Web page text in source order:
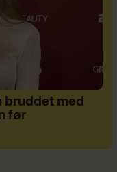
med
før